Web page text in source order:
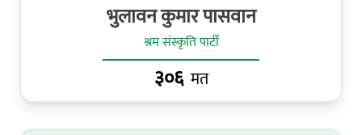
भुलावन कुमार पासवान
श्रम संस्कृति पार्टी
३०६ मत